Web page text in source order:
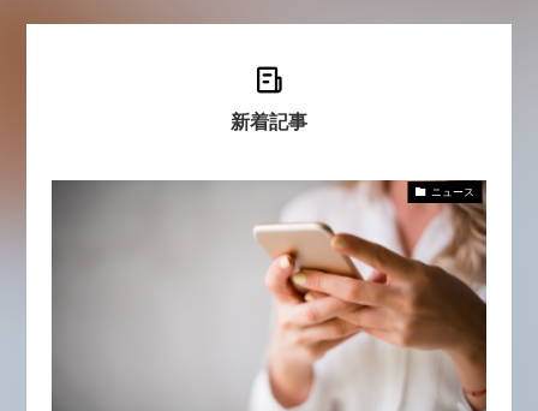
新着記事
ニュース